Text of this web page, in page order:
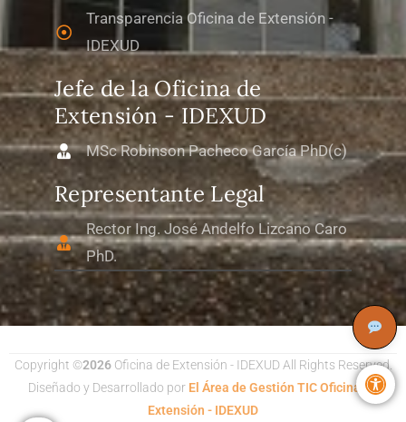
Transparencia Oficina de Extensión -
IDEXUD
Jefe de la Oficina de
Extensión - IDEXUD
MSc Robinson Pacheco García PhD(c)
Representante Legal
Rector Ing. José Andelfo Lizcano Caro
PhD.
Copyright ©2026Oficina de Extensión - IDEXUD All Rights Reserved.
Diseñado y Desarrollado por El Área de Gestión TIC Oficina de
Extensión - IDEXUD